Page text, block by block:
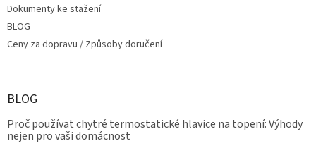
Dokumenty ke stažení
BLOG
Ceny za dopravu / Způsoby doručení
BLOG
Proč používat chytré termostatické hlavice na topení: Výhody
nejen pro vaši domácnost